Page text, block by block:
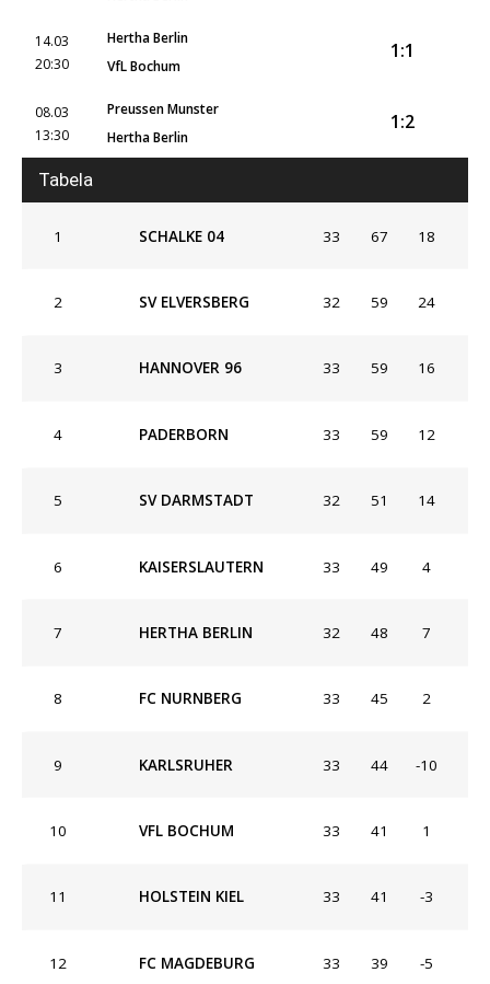
14.03
20:30
Hertha Berlin
VfL Bochum
1:1
08.03
13:30
Preussen Munster
Hertha Berlin
1:2
Tabela
1 SCHALKE 04 33 67 18
2 SV ELVERSBERG 32 59 24
3 HANNOVER 96 33 59 16
4 PADERBORN 33 59 12
5 SV DARMSTADT 32 51 14
6 KAISERSLAUTERN 33 49 4
7 HERTHA BERLIN 32 48 7
8 FC NURNBERG 33 45 2
9 KARLSRUHER 33 44 -10
10 VFL BOCHUM 33 41 1
11 HOLSTEIN KIEL 33 41 -3
12 FC MAGDEBURG 33 39 -5